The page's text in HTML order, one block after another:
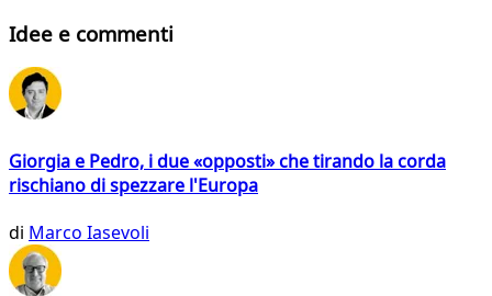
Idee e commenti
Giorgia e Pedro, i due «opposti» che tirando la corda
rischiano di spezzare l'Europa
di Marco Iasevoli